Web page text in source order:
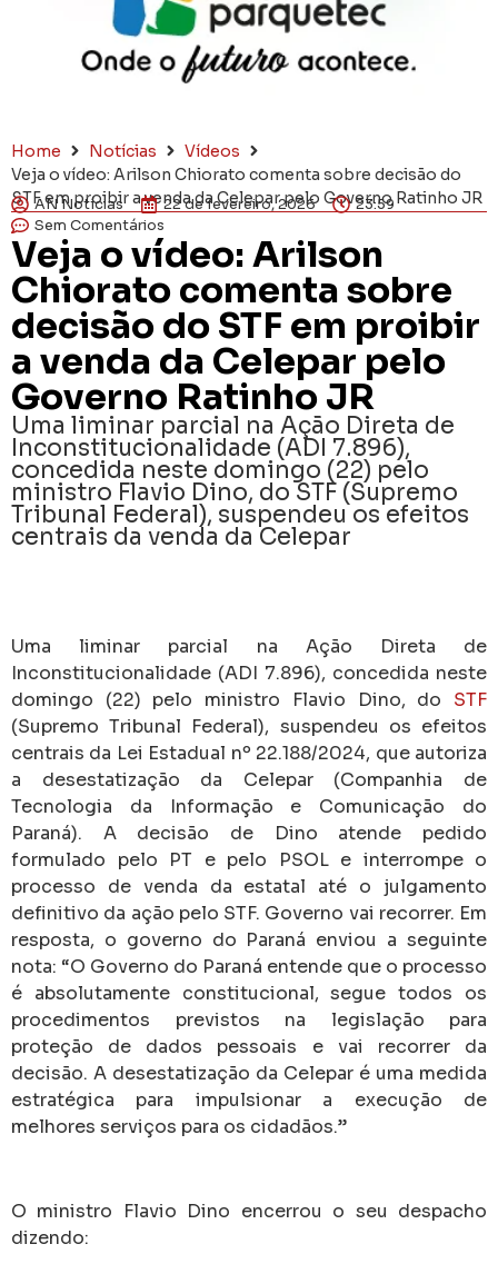
Home Notícias
Vídeos
Veja o vídeo: Arilson Chiorato comenta sobre decisão do
STF em proibir a venda da Celepar pelo Governo Ratinho JR
AN Notícias 22 de fevereiro, 2026
23:59
Sem Comentários
Veja o vídeo: Arilson
Chiorato comenta sobre
decisão do STF em proibir
a venda da Celepar pelo
Governo Ratinho JR
Uma liminar parcial na Ação Direta de
Inconstitucionalidade (ADI 7.896),
concedida neste domingo (22) pelo
ministro Flavio Dino, do STF (Supremo
Tribunal Federal), suspendeu os efeitos
centrais da venda da Celepar
Uma liminar parcial na Ação Direta de
Inconstitucionalidade (ADI 7.896), concedida neste
domingo (22) pelo ministro Flavio Dino, do STF
(Supremo Tribunal Federal), suspendeu os efeitos
centrais da Lei Estadual nº 22.188/2024, que autoriza
a desestatização da Celepar (Companhia de
Tecnologia da Informação e Comunicação do
Paraná). A decisão de Dino atende pedido
formulado pelo PT e pelo PSOL e interrompe o
processo de venda da estatal até o julgamento
definitivo da ação pelo STF. Governo vai recorrer. Em
resposta, o governo do Paraná enviou a seguinte
nota: “O Governo do Paraná entende que o processo
é absolutamente constitucional, segue todos os
procedimentos previstos na legislação para
proteção de dados pessoais e vai recorrer da
decisão. A desestatização da Celepar é uma medida
estratégica para impulsionar a execução de
melhores serviços para os cidadãos.”
O ministro Flavio Dino encerrou o seu despacho
dizendo: